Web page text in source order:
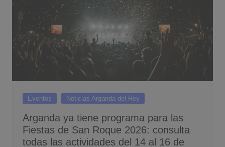
Eventos Noticias Arganda del Rey
Arganda ya tiene programa para las
Fiestas de San Roque 2026: consulta
todas las actividades del 14 al 16 de